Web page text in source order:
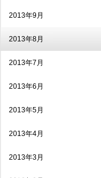
2013年9月
2013年8月
2013年7月
2013年6月
2013年5月
2013年4月
2013年3月